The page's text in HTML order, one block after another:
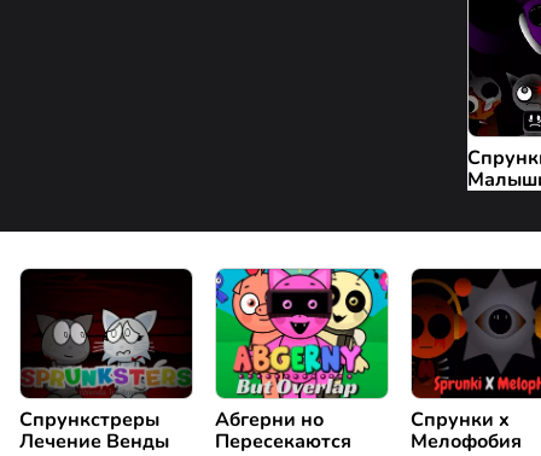
Спрункстреры
Лечение Венды
Абгерни но
Пересекаются
Спрунки x
Мелофобия